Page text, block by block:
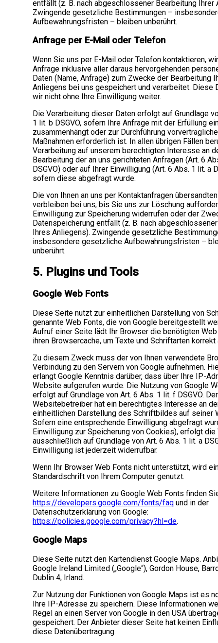
entfällt (z. B. nach abgeschlossener Bearbeitung Ihrer
Zwingende gesetzliche Bestimmungen –
Aufbewahrungsfristen – bleiben unberührt.
Anfrage per E-Mail oder Telefon
Wenn Sie uns per E-Mail oder Telefon kontaktieren,
Anfrage inklusive aller daraus hervorgehenden
Daten (Name, Anfrage) zum Zwecke der Bearbeitung
Anliegens bei uns gespeichert und verarbeitet. Diese
wir nicht ohne Ihre Einwilligung weiter.
Die Verarbeitung dieser Daten erfolgt auf Grundlage
1 lit. b DSGVO, sofern Ihre Anfrage mit der Erfüllung
zusammenhängt oder zur Durchführung
Maßnahmen erforderlich ist. In allen übrigen Fällen
Verarbeitung auf unserem berechtigten Interesse an
Bearbeitung der an uns gerichteten Anfragen (Art. 6
DSGVO) oder auf Ihrer Einwilligung (Art. 6 Abs. 1 lit. a
sofern diese abgefragt wurde.
Die von Ihnen an uns per Kontaktanfragen
verbleiben bei uns, bis Sie uns zur Löschung
Einwilligung zur Speicherung widerrufen oder der
Datenspeicherung entfällt (z. B. nach
Ihres Anliegens). Zwingende gesetzliche
insbesondere gesetzliche Aufbewahrungsfristen –
unberührt.
5. Plugins und Tools
Google Web Fonts
Diese Seite nutzt zur einheitlichen Darstellung von
genannte Web Fonts, die von Google bereitgestellt
Aufruf einer Seite lädt Ihr Browser die benötigten
ihren Browsercache, um Texte und Schriftarten
Zu diesem Zweck muss der von Ihnen verwendete
Verbindung zu den Servern von Google aufnehmen.
erlangt Google Kenntnis darüber, dass über Ihre IP-
Website aufgerufen wurde. Die Nutzung von Google
erfolgt auf Grundlage von Art. 6 Abs. 1 lit. f DSGVO. Der
Websitebetreiber hat ein berechtigtes Interesse an
einheitlichen Darstellung des Schriftbildes auf seiner
Sofern eine entsprechende Einwilligung abgefragt
Einwilligung zur Speicherung von Cookies), erfolgt die
ausschließlich auf Grundlage von Art. 6 Abs. 1 lit. a
Einwilligung ist jederzeit widerrufbar.
Wenn Ihr Browser Web Fonts nicht unterstützt, wird
Standardschrift von Ihrem Computer genutzt.
Weitere Informationen zu Google Web Fonts finden
https://developers.google.com/fonts/faq und in der
Datenschutzerklärung von Google:
https://policies.google.com/privacy?hl=de.
Google Maps
Diese Seite nutzt den Kartendienst Google Maps.
Google Ireland Limited („Google“), Gordon House,
Dublin 4, Irland.
Zur Nutzung der Funktionen von Google Maps ist es
Ihre IP-Adresse zu speichern. Diese Informationen
Regel an einen Server von Google in den USA
gespeichert. Der Anbieter dieser Seite hat keinen
diese Datenübertragung.